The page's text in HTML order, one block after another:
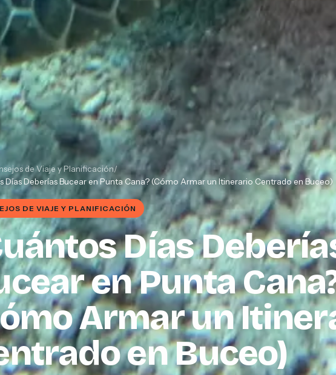
de Viaje y Planificación/
Días Deberías Bucear en Punta Cana? (Cómo Armar un Itinerario Centrado en Buceo)
DE VIAJE Y PLANIFICACIÓN
Días
en Punta
Armar un
en Buceo)